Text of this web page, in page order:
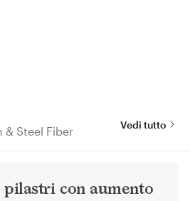
& Steel Fiber
Vedi tutto
pilastri con aumento